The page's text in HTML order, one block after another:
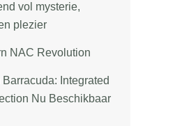
vol mysterie,
plezier
NAC Revolution
Integrated
Nu Beschikbaar